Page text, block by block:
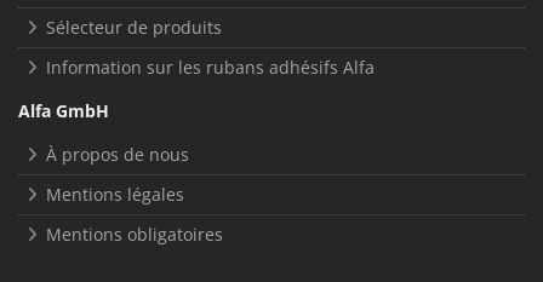
Sélecteur de produits
Information sur les rubans adhésifs Alfa
Alfa GmbH
À propos de nous
Mentions légales
Mentions obligatoires